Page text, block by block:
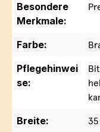
Besondere
Merkmale:
Farbe:
Pflegehinwei
se:
Breite: